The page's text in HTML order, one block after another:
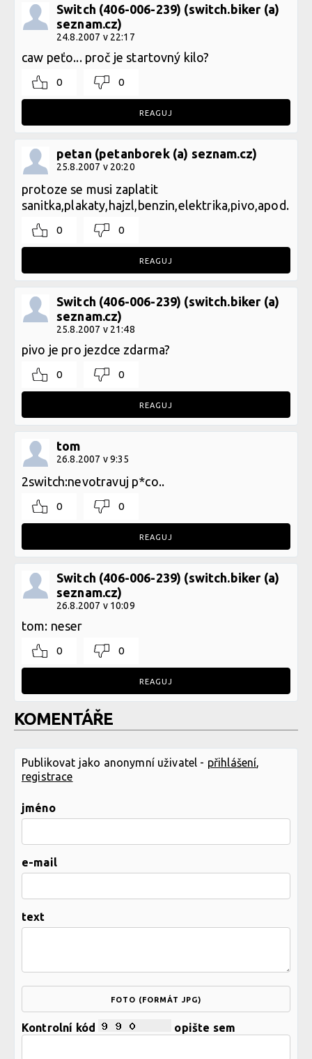
Switch (406-006-239) (switch.biker (a)
seznam.cz)
24.8.2007 v 22:17
caw peťo... proč je startovný kilo?
0 0
REAGUJ
petan (petanborek (a) seznam.cz)
25.8.2007 v 20:20
protoze se musi zaplatit
sanitka,plakaty,hajzl,benzin,elektrika,pivo,apod.
0 0
REAGUJ
Switch (406-006-239) (switch.biker (a)
seznam.cz)
25.8.2007 v 21:48
pivo je pro jezdce zdarma?
0 0
REAGUJ
tom
26.8.2007 v 9:35
2switch:nevotravuj p*co..
0 0
REAGUJ
Switch (406-006-239) (switch.biker (a)
seznam.cz)
26.8.2007 v 10:09
tom: neser
0 0
REAGUJ
KOMENTÁŘE
Publikovat jako anonymní uživatel - přihlášení,
registrace
jméno
e-mail
text
FOTO (FORMÁT JPG)
Kontrolní kód opište sem